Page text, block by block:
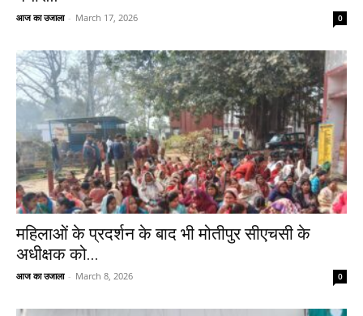
आज का उजाला - March 17, 2026 0
महिलाओं के प्रदर्शन के बाद भी मोतीपुर सीएचसी के
अधीक्षक को...
आज का उजाला - March 8, 2026 0